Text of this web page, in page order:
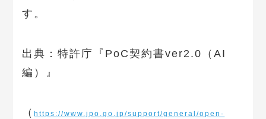
す。
出典：特許庁『PoC契約書ver2.0（AI
編）』
（https://www.jpo.go.jp/support/general/open-